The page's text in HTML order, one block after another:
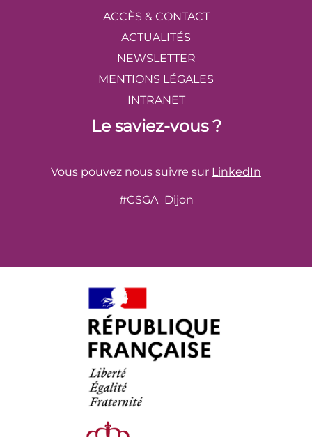
ACCÈS & CONTACT
ACTUALITÉS
NEWSLETTER
MENTIONS LÉGALES
INTRANET
Le saviez-vous ?
Vous pouvez nous suivre sur LinkedIn
#CSGA_Dijon